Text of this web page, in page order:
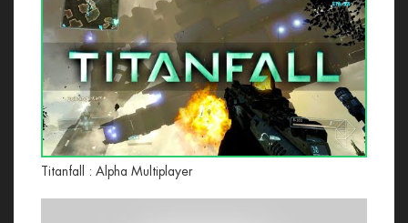
Titanfall : Alpha Multiplayer